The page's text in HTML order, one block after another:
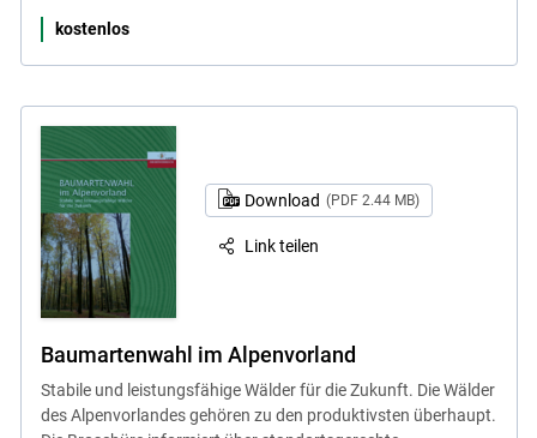
kostenlos
Download (PDF 2.44 MB)
Link teilen
Baumartenwahl im Alpenvorland
Stabile und leistungsfähige Wälder für die Zukunft. Die Wälder
des Alpenvorlandes gehören zu den produktivsten überhaupt.